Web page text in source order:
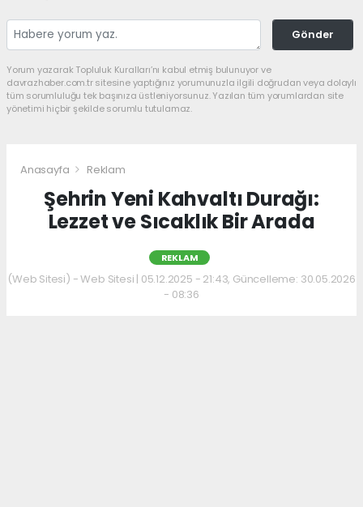
Gönder
Yorum yazarak Topluluk Kuralları’nı kabul etmiş bulunuyor ve
davrazhaber.com.tr sitesine yaptığınız yorumunuzla ilgili doğrudan veya dolaylı
tüm sorumluluğu tek başınıza üstleniyorsunuz. Yazılan tüm yorumlardan site
yönetimi hiçbir şekilde sorumlu tutulamaz.
Anasayfa Reklam
Şehrin Yeni Kahvaltı Durağı:
Lezzet ve Sıcaklık Bir Arada
REKLAM
(Web Sitesi) - Web Sitesi | 05.12.2025 - 21:43, Güncelleme: 30.05.2026
- 08:36